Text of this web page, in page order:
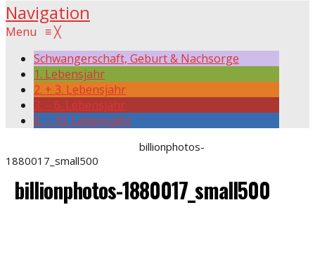
Navigation
Menu ≡╳
Schwangerschaft, Geburt & Nachsorge
1. Lebensjahr
2. + 3. Lebensjahr
3. – 6. Lebensjahr
6. – 10. Lebensjahr
billionphotos-
1880017_small500
billionphotos-1880017_small500